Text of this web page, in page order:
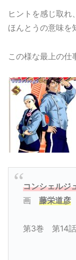
ヒントを感じ取れ
ほんとうの意味を
この様な最上の仕
コンシェルジ
画 藤栄道彦
第3巻 第14